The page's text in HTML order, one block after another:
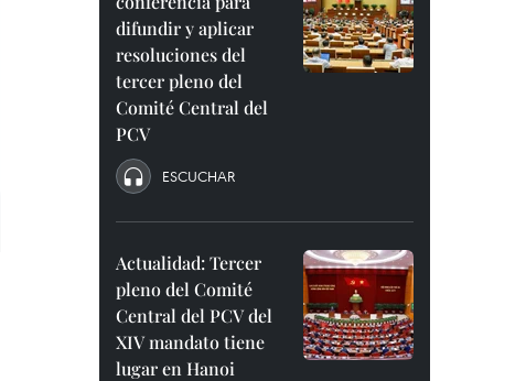
difundir y aplicar
resoluciones del
tercer pleno del
Comité Central del
PCV
ESCUCHAR
Actualidad: Tercer
pleno del Comité
Central del PCV del
XIV mandato tiene
lugar en Hanoi